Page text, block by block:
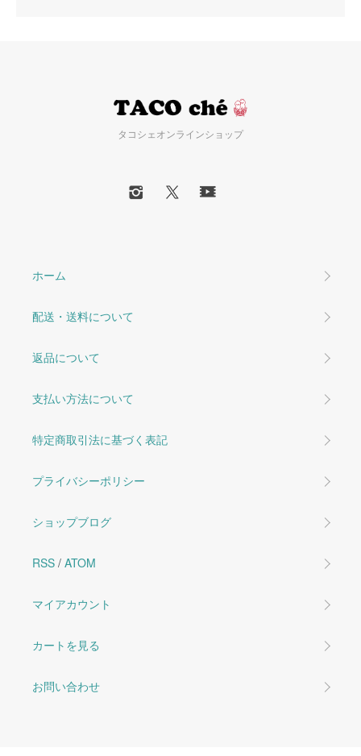
タコシェオンラインショップ
ホーム
配送・送料について
返品について
支払い方法について
特定商取引法に基づく表記
プライバシーポリシー
ショップブログ
RSS / ATOM
マイアカウント
カートを見る
お問い合わせ